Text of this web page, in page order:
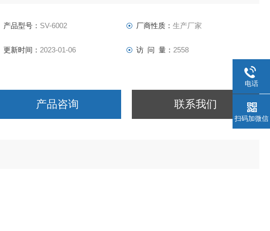
产品型号： SV-6002 厂商性质： 生产厂家
更新时间： 2023-01-06 访 问 量： 2558
产品咨询 联系我们
电话
扫码加微信